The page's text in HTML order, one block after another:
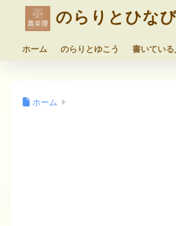
のらりとひな
ホーム のらりとゆこう 書いている
ホーム